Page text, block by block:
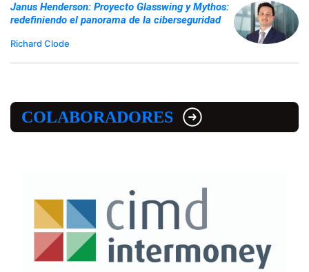
Janus Henderson: Proyecto Glasswing y Mythos:
redefiniendo el panorama de la ciberseguridad
Richard Clode
COLABORADORES